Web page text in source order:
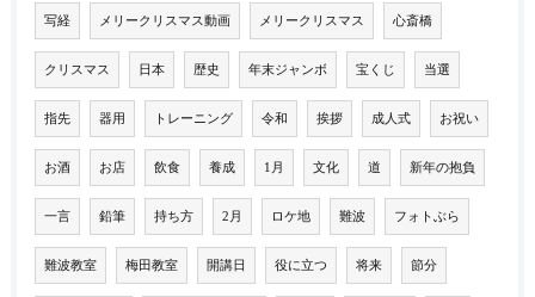
写経 メリークリスマス動画 メリークリスマス 心斎橋
クリスマス 日本 歴史 年末ジャンボ 宝くじ 当選
指先 器用 トレーニング 令和 挨拶 成人式 お祝い
お酒 お店 飲食 養成 1月 文化 道 新年の抱負
一言 鉛筆 持ち方 2月 ロケ地 難波 フォトぶら
難波教室 梅田教室 開講日 役に立つ 将来 節分